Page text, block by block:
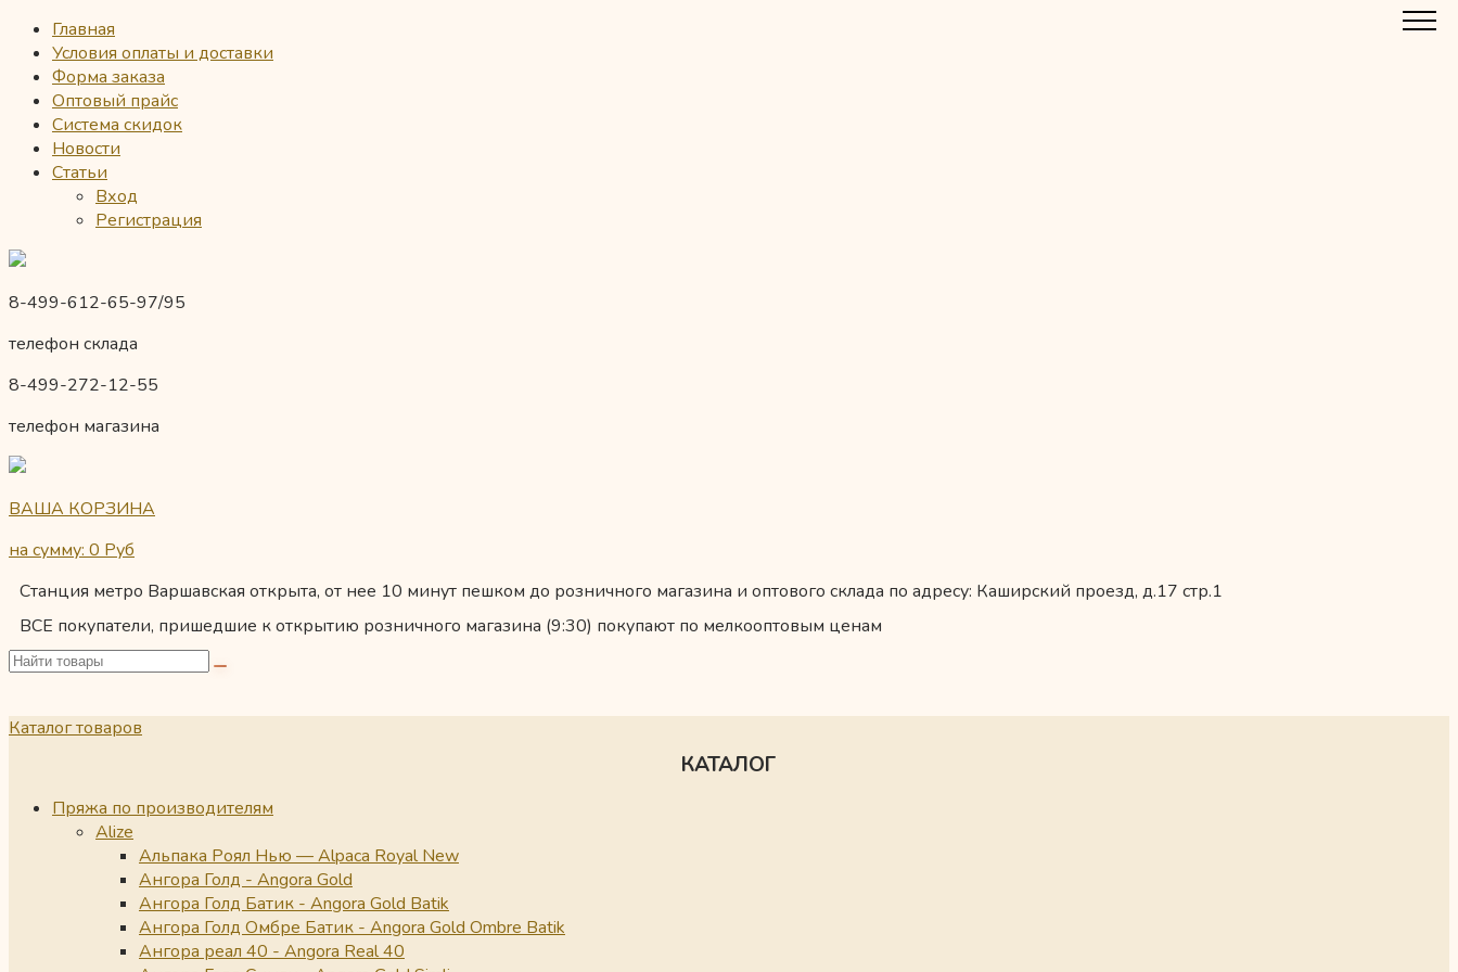
Главная
Условия оплаты и доставки
Форма заказа
Оптовый прайс
Система скидок
Новости
Статьи
Вход
Регистрация
8-499-612-65-97/95
телефон склада
8-499-272-12-55
телефон магазина
ВАША КОРЗИНА
на сумму: 0 Руб
Станция метро Варшавская открыта, от нее 10 минут пешком до розничного магазина и оптового склада по адресу: Каширский проезд, д.17 стр.1
ВСЕ покупатели, пришедшие к открытию розничного магазина (9:30) покупают по мелкооптовым ценам
Каталог товаров
КАТАЛОГ
Пряжа по производителям
Alize
Альпака Роял Нью — Alpaca Royal New
Ангора Голд - Angora Gold
Ангора Голд Батик - Angora Gold Batik
Ангора Голд Омбре Батик - Angora Gold Ombre Batik
Ангора реал 40 - Angora Real 40